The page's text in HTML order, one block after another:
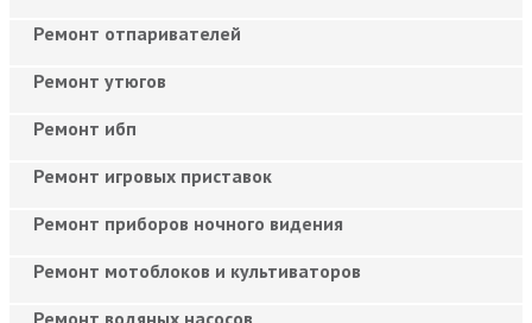
Ремонт отпаривателей
Ремонт утюгов
Ремонт ибп
Ремонт игровых приставок
Ремонт приборов ночного видения
Ремонт мотоблоков и культиваторов